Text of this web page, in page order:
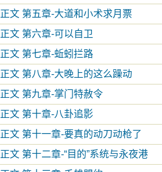
正文 第五章-大道和小术求月票
正文 第六章-可以自卫
正文 第七章-蚯蚓拦路
正文 第八章-大晚上的这么躁动
正文 第九章-掌门特赦令
正文 第十章-八卦追影
正文 第十一章-要真的动刀动枪了
正文 第十二章-“目的”系统与永夜港